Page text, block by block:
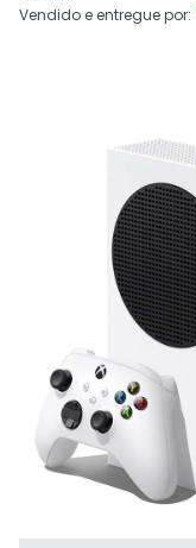
Vendido e entregue por: